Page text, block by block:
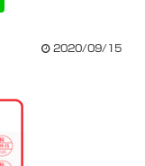
2020/09/15